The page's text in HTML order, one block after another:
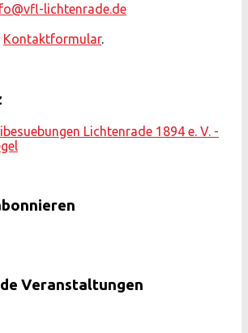
lichtenrade.de
Kontaktformular.
Veranstaltungen